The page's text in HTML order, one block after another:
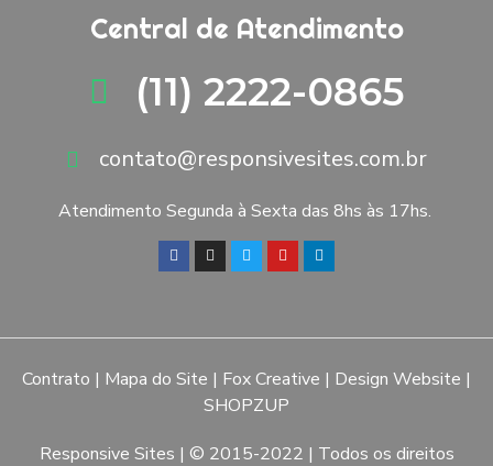
Central de Atendimento
(11) 2222-0865
contato@responsivesites.com.br
Atendimento Segunda à Sexta das 8hs às 17hs.
Contrato | Mapa do Site | Fox Creative | Design Website |
SHOPZUP
Responsive Sites | © 2015-2022 | Todos os direitos